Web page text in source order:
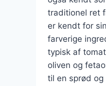
traditionel ret
er kendt for
farverige
typisk af
oliven og
til en sprød og